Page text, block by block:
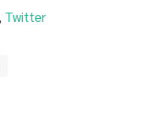
Twitter